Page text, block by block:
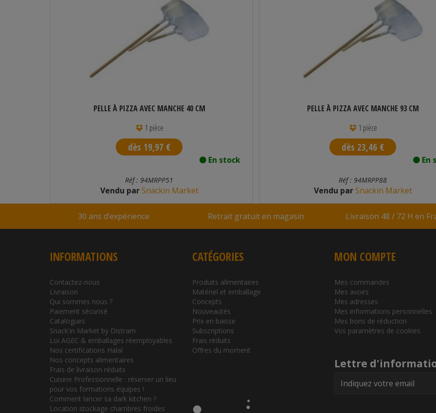
PELLE À PIZZA AVEC MANCHE 40 CM
1 pièce
dès 19,97 €
En stock
Réf : 94MRPP51
Vendu parSnackin Market
PELLE À PIZZA AVEC MANCHE 93 CM
1 pièce
dès 23,46 €
En
Réf : 94MRPP88
Vendu parSnackin Market
30 ans d’expérience Retrait gratuit en magasin Livraison 48 / 72 H en
INFORMATIONS
Contactez-nous
Livraison
Qui sommes nous ?
Paiement sécurisé
Catalogues
Snack'in Market by Distram
Loi AGEC & emballages réemployables
Nos certifications Halal
Nos concepts alimentaires
Frais de livraison réduits
Cuisine Professionnelle : réserver un lieu
pour vos formations équipes !
Comment lancer sa dark kitchen ?
Location stockage chambres froides
CATÉGORIES
Produits alimentaires
Matériel et emballage
Concepts
Nouveautés
Prix en baisse
Subscriptions
Frais réduits
Offres du moment
MON COMPTE
Mes commandes
Mes avoirs
Mes adresses
Mes informations personnelles
Mes bons de réduction
Vos paramètres de cookies
Lettre